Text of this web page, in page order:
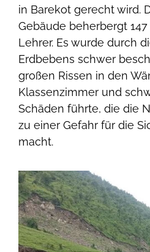
in Barekot gerecht wird.
Gebäude beherbergt
Lehrer. Es wurde durch
Erdbebens schwer
großen Rissen in den
Klassenzimmer und
Schäden führte, die die
zu einer Gefahr für die
macht.